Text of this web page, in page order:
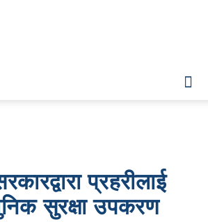
प्रहरीलाई
सुरक्षा उपकरण